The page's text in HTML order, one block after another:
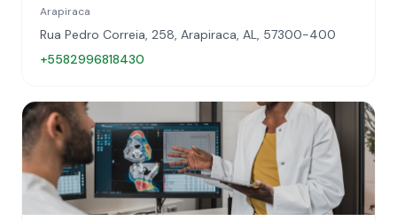
Arapiraca
Rua Pedro Correia, 258, Arapiraca, AL, 57300-400
+5582996818430